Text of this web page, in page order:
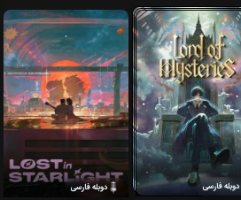
دوبله فارسی دوبله فارسی